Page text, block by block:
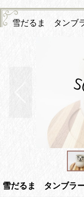
雪だるま タンブ
雪だるま タンブラ